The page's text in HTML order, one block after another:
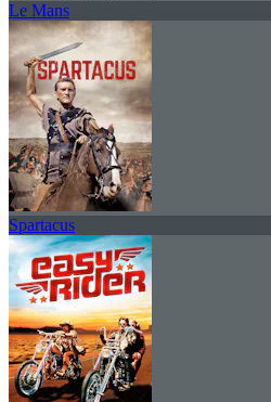
Le Mans
Spartacus